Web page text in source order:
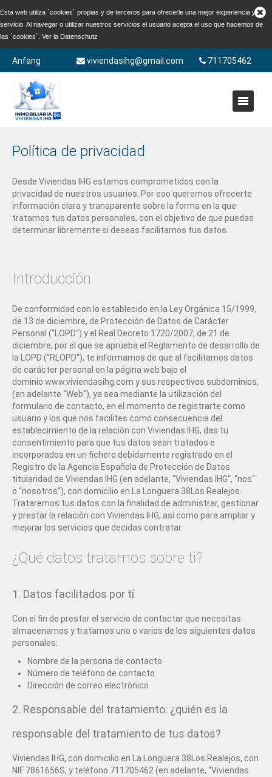
Esta web utiliza ´cookies´ propias y de terceros para ofrecerle una mejor experiencia y
servicio. Al navegar o utilizar nuestros servicios el usuario acepta el uso que hacemos de
las ´cookies´. Ver la Datenschutz
Anfang viviendasihg@gmail.com 711705462
Política de privacidad
Desde Viviendas IHG estamos comprometidos con la
privacidad de nuestros usuarios. Por eso queremos ofrecerte
información clara y transparente sobre la forma en la que
tratamos tus datos personales, con el objetivo de que puedas
determinar libremente si deseas facilitarnos tus datos.
Introducción
De conformidad con lo establecido en la Ley Orgánica 15/1999,
de 13 de diciembre, de Protección de Datos de Carácter
Personal (“LOPD“) y el Real Decreto 1720/2007, de 21 de
diciembre, por el que se aprueba el Reglamento de desarrollo de
la LOPD (“RLOPD“), te informamos de que al facilitarnos datos
de carácter personal en la página web bajo el
dominio www.viviendasihg.com y sus respectivos subdominios,
(en adelante “Web”), ya sea mediante la utilización del
formulario de contacto, en el momento de registrarte como
usuario y los que nos facilites como consecuencia del
establecimiento de la relación con Viviendas IHG, das tu
consentimiento para que tus datos sean tratados e
incorporados en un fichero debidamente registrado en el
Registro de la Agencia Española de Protección de Datos
titularidad de Viviendas IHG (en adelante, “Viviendas IHG“, “nos“
o “nosotros“), con domicilio en La Longuera 38Los Realejos.
Trataremos tus datos con la finalidad de administrar, gestionar
y prestar la relación con Viviendas IHG, así como para ampliar y
mejorar los servicios que decidas contratar.
¿Qué datos tratamos sobre ti?
1. Datos facilitados por tí
Con el fin de prestar el servicio de contactar que necesitas
almacenamos y tratamos uno o varios de los siguientes datos
personales:
Nombre de la persona de contacto
Número de teléfono de contacto
Dirección de correo electrónico
2. Responsable del tratamiento: ¿quién es la
responsable del tratamiento de tus datos?
Viviendas IHG, con domicilio en La Longuera 38Los Realejos, con
NIF 7861656S, y teléfono 711705462 (en adelante, “Viviendas